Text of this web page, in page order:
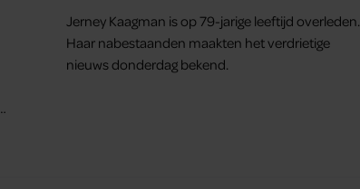
Jerney Kaagman is op 79-jarige leeftijd overleden.
Haar nabestaanden maakten het verdrietige
nieuws donderdag bekend.